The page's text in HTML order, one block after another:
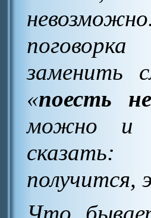
заменить
«поесть
можно и
получится,
Что